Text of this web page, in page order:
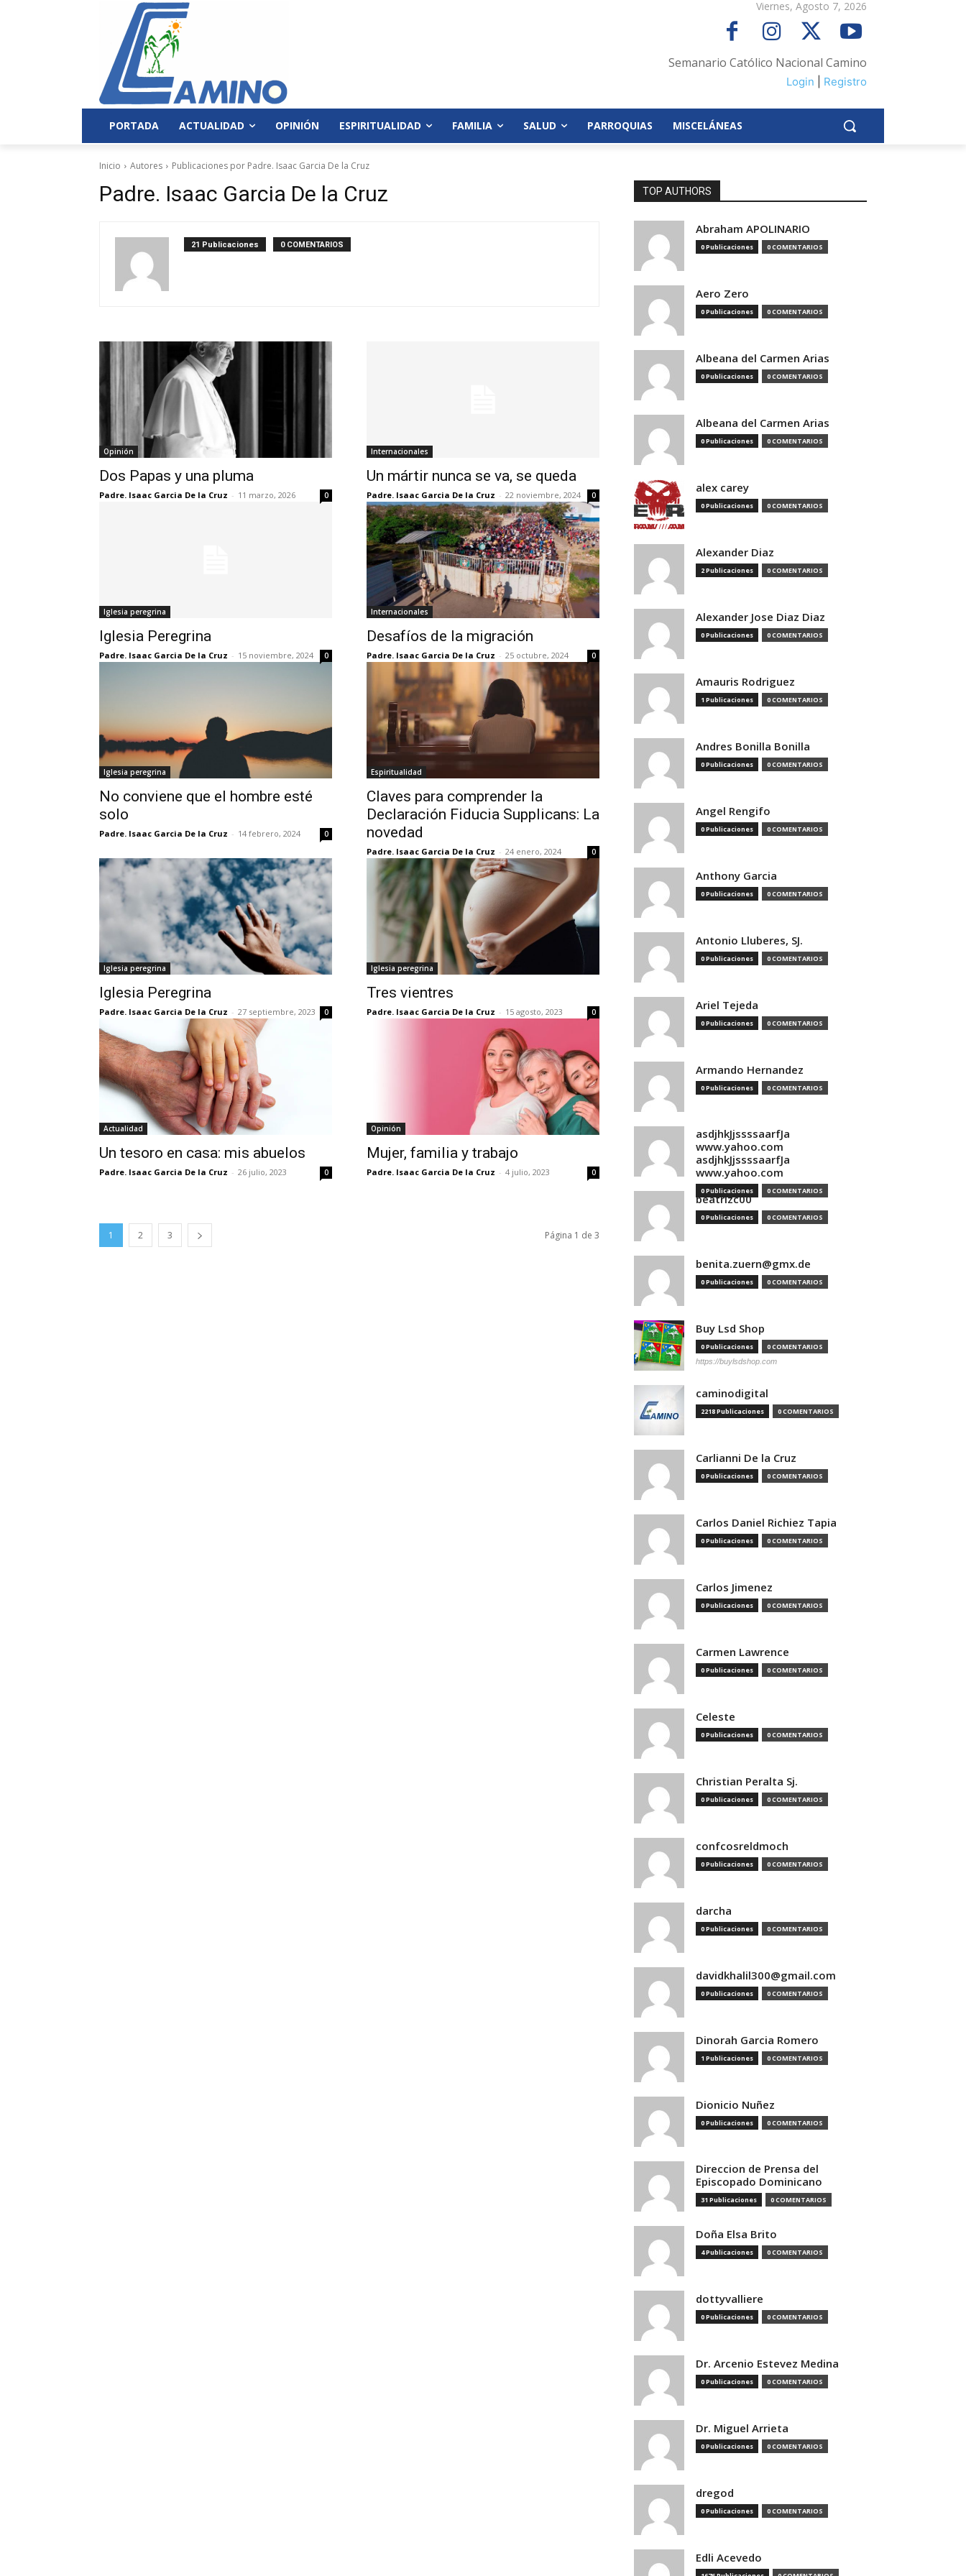
Viernes, Agosto 7, 2026
Semanario Católico Nacional Camino
Login Registro
PORTADA ACTUALIDAD OPINIÓN ESPIRITUALIDAD FAMILIA SALUD PARROQUIAS MISCELÁNEAS
Inicio Autores Publicaciones por Padre. Isaac Garcia De la Cruz
Padre. Isaac Garcia De la Cruz
21 Publicaciones 0 COMENTARIOS
Opinión
Dos Papas y una pluma
Padre. Isaac Garcia De la Cruz - 11 marzo, 2026 0
Internacionales
Un mártir nunca se va, se queda
Padre. Isaac Garcia De la Cruz - 22 noviembre, 2024 0
Iglesia peregrina
Iglesia Peregrina
Padre. Isaac Garcia De la Cruz - 15 noviembre, 2024 0
Internacionales
Desafíos de la migración
Padre. Isaac Garcia De la Cruz - 25 octubre, 2024 0
Iglesia peregrina
No conviene que el hombre esté
solo
Padre. Isaac Garcia De la Cruz - 14 febrero, 2024 0
Espiritualidad
Claves para comprender la
Declaración Fiducia Supplicans: La
novedad
Padre. Isaac Garcia De la Cruz - 24 enero, 2024 0
Iglesia peregrina
Iglesia Peregrina
Padre. Isaac Garcia De la Cruz - 27 septiembre, 2023 0
Iglesia peregrina
Tres vientres
Padre. Isaac Garcia De la Cruz - 15 agosto, 2023 0
Actualidad
Un tesoro en casa: mis abuelos
Padre. Isaac Garcia De la Cruz - 26 julio, 2023 0
Opinión
Mujer, familia y trabajo
Padre. Isaac Garcia De la Cruz - 4 julio, 2023 0
1 2 3 Página 1 de 3
TOP AUTHORS
Abraham APOLINARIO
0 Publicaciones 0 COMENTARIOS
Aero Zero
0 Publicaciones 0 COMENTARIOS
Albeana del Carmen Arias
0 Publicaciones 0 COMENTARIOS
Albeana del Carmen Arias
0 Publicaciones 0 COMENTARIOS
alex carey
0 Publicaciones 0 COMENTARIOS
Alexander Diaz
2 Publicaciones 0 COMENTARIOS
Alexander Jose Diaz Diaz
0 Publicaciones 0 COMENTARIOS
Amauris Rodriguez
1 Publicaciones 0 COMENTARIOS
Andres Bonilla Bonilla
0 Publicaciones 0 COMENTARIOS
Angel Rengifo
0 Publicaciones 0 COMENTARIOS
Anthony Garcia
0 Publicaciones 0 COMENTARIOS
Antonio Lluberes, SJ.
0 Publicaciones 0 COMENTARIOS
Ariel Tejeda
0 Publicaciones 0 COMENTARIOS
Armando Hernandez
0 Publicaciones 0 COMENTARIOS
asdjhkJjssssaarfJa
www.yahoo.com
asdjhkJjssssaarfJa
www.yahoo.com
0 Publicaciones 0 COMENTARIOS
beatrizc00
0 Publicaciones 0 COMENTARIOS
benita.zuern@gmx.de
0 Publicaciones 0 COMENTARIOS
Buy Lsd Shop
0 Publicaciones 0 COMENTARIOS
https://buylsdshop.com
caminodigital
2218 Publicaciones 0 COMENTARIOS
Carlianni De la Cruz
0 Publicaciones 0 COMENTARIOS
Carlos Daniel Richiez Tapia
0 Publicaciones 0 COMENTARIOS
Carlos Jimenez
0 Publicaciones 0 COMENTARIOS
Carmen Lawrence
0 Publicaciones 0 COMENTARIOS
Celeste
0 Publicaciones 0 COMENTARIOS
Christian Peralta Sj.
0 Publicaciones 0 COMENTARIOS
confcosreldmoch
0 Publicaciones 0 COMENTARIOS
darcha
0 Publicaciones 0 COMENTARIOS
davidkhalil300@gmail.com
0 Publicaciones 0 COMENTARIOS
Dinorah Garcia Romero
1 Publicaciones 0 COMENTARIOS
Dionicio Nuñez
0 Publicaciones 0 COMENTARIOS
Direccion de Prensa del
Episcopado Dominicano
31 Publicaciones 0 COMENTARIOS
Doña Elsa Brito
4 Publicaciones 0 COMENTARIOS
dottyvalliere
0 Publicaciones 0 COMENTARIOS
Dr. Arcenio Estevez Medina
0 Publicaciones 0 COMENTARIOS
Dr. Miguel Arrieta
0 Publicaciones 0 COMENTARIOS
dregod
0 Publicaciones 0 COMENTARIOS
Edli Acevedo